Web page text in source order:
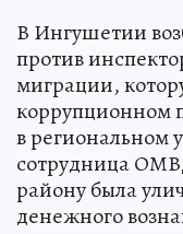
В Ингушетии
против
миграции,
коррупционном
в региональном
сотрудница
району была
денежного